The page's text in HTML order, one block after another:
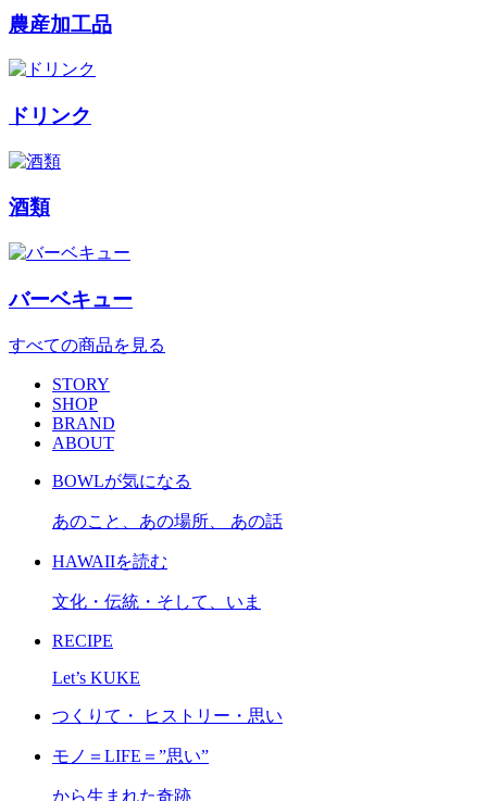
農産加工品
ドリンク
酒類
バーベキュー
すべての商品を見る
STORY
SHOP
BRAND
ABOUT
BOWLが気になる
あのこと、あの場所、 あの話
HAWAIIを読む
文化・伝統・そして、いま
RECIPE
Let’s KUKE
つくりて・ ヒストリー・思い
モノ＝LIFE＝”思い”
から生まれた奇跡